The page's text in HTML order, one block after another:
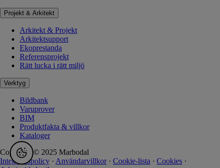
Projekt & Arkitekt
Arkitekt & Projekt
Arkitektsupport
Ekoprestanda
Referensprojekt
Rätt lucka i rätt miljö
Verktyg
Bildbank
Varuprover
BIM
Produktfakta & villkor
Kataloger
Copyright © 2025 Marbodal
Integritetspolicy · Användarvillkor · Cookie-lista · Cookies ·